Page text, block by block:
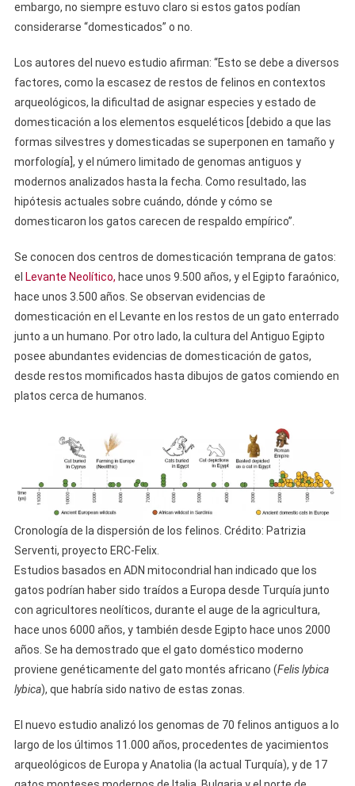
embargo, no siempre estuvo claro si estos gatos podían
considerarse “domesticados” o no.
Los autores del nuevo estudio afirman: “Esto se debe a diversos
factores, como la escasez de restos de felinos en contextos
arqueológicos, la dificultad de asignar especies y estado de
domesticación a los elementos esqueléticos [debido a que las
formas silvestres y domesticadas se superponen en tamaño y
morfología], y el número limitado de genomas antiguos y
modernos analizados hasta la fecha. Como resultado, las
hipótesis actuales sobre cuándo, dónde y cómo se
domesticaron los gatos carecen de respaldo empírico”.
Se conocen dos centros de domesticación temprana de gatos:
el Levante Neolítico, hace unos 9.500 años, y el Egipto faraónico,
hace unos 3.500 años. Se observan evidencias de
domesticación en el Levante en los restos de un gato enterrado
junto a un humano. Por otro lado, la cultura del Antiguo Egipto
posee abundantes evidencias de domesticación de gatos,
desde restos momificados hasta dibujos de gatos comiendo en
platos cerca de humanos.
Cronología de la dispersión de los felinos. Crédito: Patrizia
Serventi, proyecto ERC-Felix.
Estudios basados ​​en ADN mitocondrial han indicado que los
gatos podrían haber sido traídos a Europa desde Turquía junto
con agricultores neolíticos, durante el auge de la agricultura,
hace unos 6000 años, y también desde Egipto hace unos 2000
años. Se ha demostrado que el gato doméstico moderno
proviene genéticamente del gato montés africano (Felis lybica
lybica), que habría sido nativo de estas zonas.
El nuevo estudio analizó los genomas de 70 felinos antiguos a lo
largo de los últimos 11.000 años, procedentes de yacimientos
arqueológicos de Europa y Anatolia (la actual Turquía), y de 17